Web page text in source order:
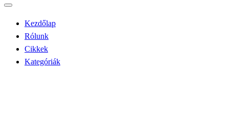
Kezdőlap
Rólunk
Cikkek
Kategóriák